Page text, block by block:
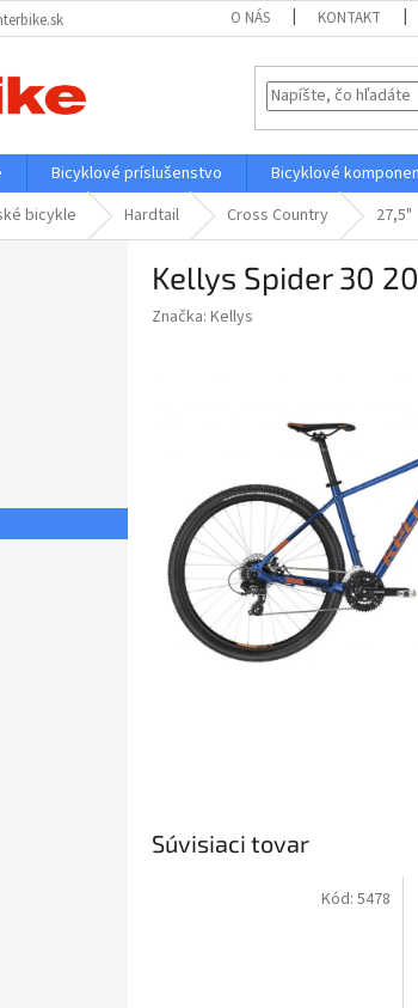
O NÁS KONTAKT
Bicyklové príslušenstvo Bicyklové
bicykle Hardtail Cross Country 27,5"
Kellys Spider 30
Značka: Kellys
Súvisiaci tovar
Kód: 5478